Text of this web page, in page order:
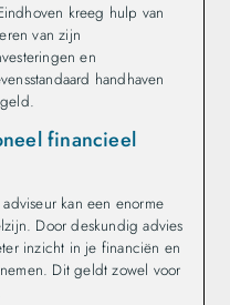
kreeg hulp van
van zijn
en
handhaven
financieel
kan een enorme
Door deskundig advies
inzicht in je financiën en
Dit geldt zowel voor